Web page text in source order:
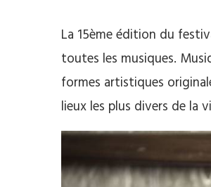
La 15ème édition du
toutes les musiques.
formes artistiques
lieux les plus divers de la